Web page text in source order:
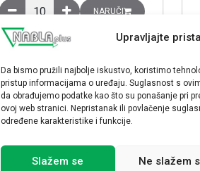
Upravljajte
Da bismo pružili najbolje iskustvo, koristimo
pristup informacijama o uređaju. Suglasnost s
da obrađujemo podatke kao što su ponašanje pri
ovoj web stranici. Nepristanak ili povlačenje
određene karakteristike i funkcije.
Slažem se Ne slažem
Okvir dekorativni Mosaic, jednostruki, 4
NARUČI